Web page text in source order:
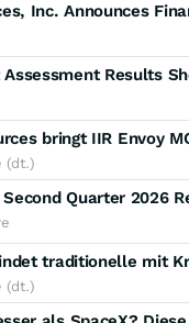
(dt.)
Quarter 2026
(dt.)